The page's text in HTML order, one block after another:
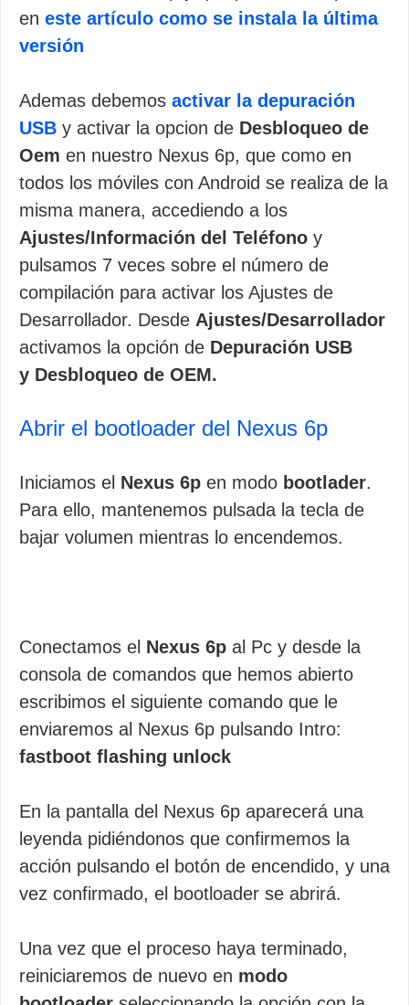
en este artículo como se instala la última
versión
Ademas debemos activar la depuración
USB y activar la opcion de Desbloqueo de
Oem en nuestro Nexus 6p, que como en
todos los móviles con Android se realiza de la
misma manera, accediendo a los
Ajustes/Información del Teléfono y
pulsamos 7 veces sobre el número de
compilación para activar los Ajustes de
Desarrollador. Desde Ajustes/Desarrollador
activamos la opción de Depuración USB
y Desbloqueo de OEM.
Abrir el bootloader del Nexus 6p
Iniciamos el Nexus 6p en modo bootlader.
Para ello, mantenemos pulsada la tecla de
bajar volumen mientras lo encendemos.
Conectamos el Nexus 6p al Pc y desde la
consola de comandos que hemos abierto
escribimos el siguiente comando que le
enviaremos al Nexus 6p pulsando Intro:
fastboot flashing unlock
En la pantalla del Nexus 6p aparecerá una
leyenda pidiéndonos que confirmemos la
acción pulsando el botón de encendido, y una
vez confirmado, el bootloader se abrirá.
Una vez que el proceso haya terminado,
reiniciaremos de nuevo en modo